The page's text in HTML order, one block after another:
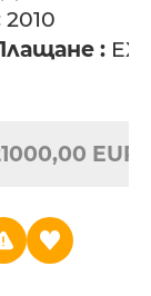
2010
:
EUR)